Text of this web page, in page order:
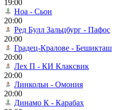
19:00
Ноа - Сьон
20:00
Ред Булл Зальцбург - Пафос
20:00
Градец-Кралове - Бешикташ
20:00
Лех П - КИ Клаксвик
20:00
Линкольн - Омония
20:00
Динамо К - Карабах